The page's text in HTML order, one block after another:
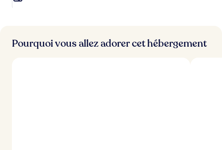
Pourquoi vous allez adorer cet hébergement